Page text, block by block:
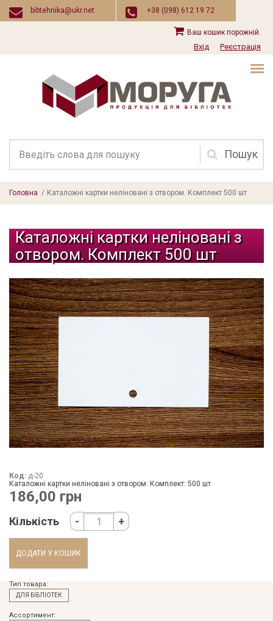
bibtehnika@ukr.net +38 (098) 612 19 72
Ваш кошик порожній.
Вхід Реєстрація
Пошукова
форма
Головна / Каталожні картки неліновані з отвором. Комплект 500 шт
Каталожні картки неліновані з
отвором. Комплект 500 шт
Код: д-20
Каталожні картки неліновані з отвором. Комплект: 500 шт
186,00 грн
Кількість - +
Тип товара:
ДЛЯ БІБЛІОТЕК
Ассортимент: